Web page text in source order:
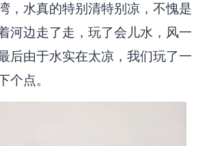
，水真的特别清特别凉，不愧是
河边走了走，玩了会儿水，风一
后由于水实在太凉，我们玩了一
个点。